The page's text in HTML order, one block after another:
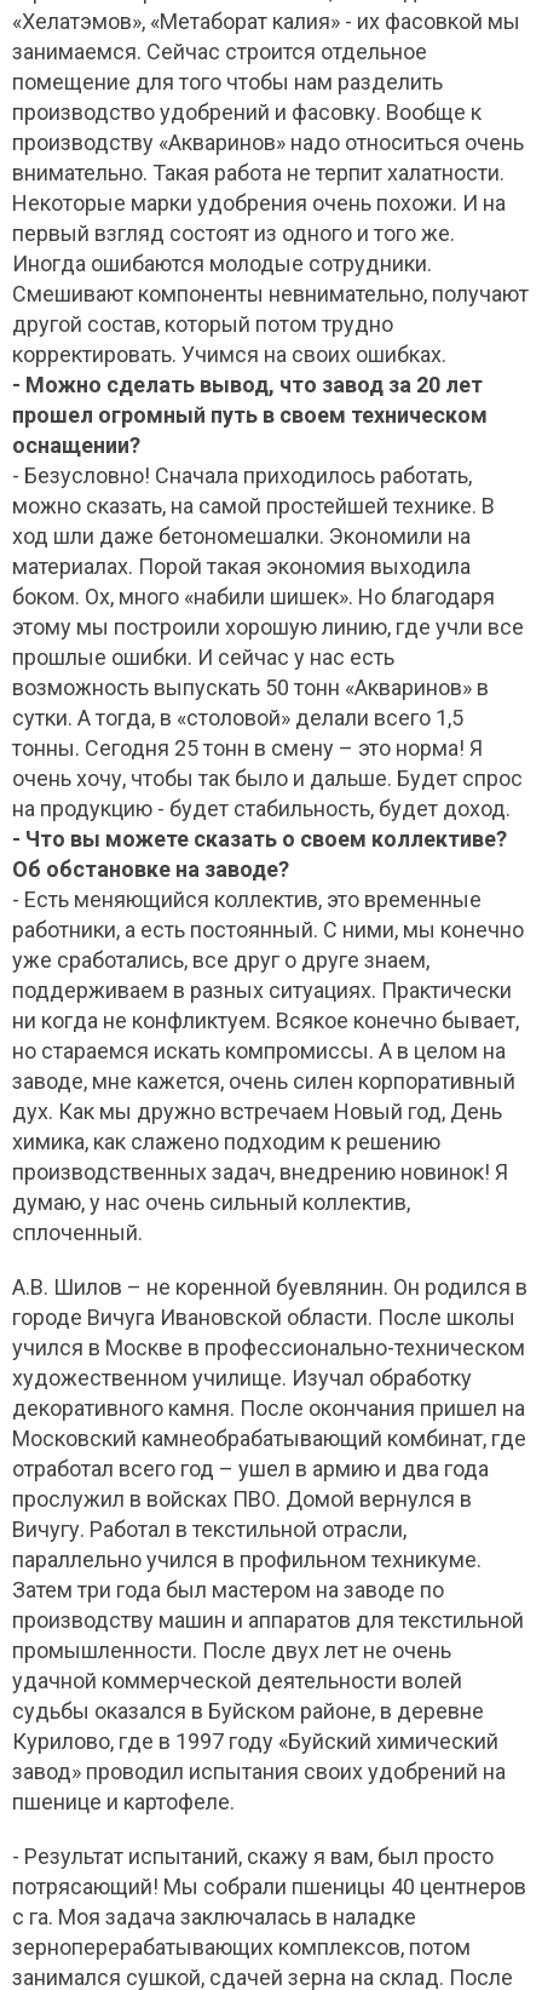
«Хелатэмов», «Метаборат калия» - их фасовкой мы
занимаемся. Сейчас строится отдельное
помещение для того чтобы нам разделить
производство удобрений и фасовку. Вообще к
производству «Акваринов» надо относиться очень
внимательно. Такая работа не терпит халатности.
Некоторые марки удобрения очень похожи. И на
первый взгляд состоят из одного и того же.
Иногда ошибаются молодые сотрудники.
Смешивают компоненты невнимательно, получают
другой состав, который потом трудно
корректировать. Учимся на своих ошибках.
- Можно сделать вывод, что завод за 20 лет
прошел огромный путь в своем техническом
оснащении?
- Безусловно! Сначала приходилось работать,
можно сказать, на самой простейшей технике. В
ход шли даже бетономешалки. Экономили на
материалах. Порой такая экономия выходила
боком. Ох, много «набили шишек». Но благодаря
этому мы построили хорошую линию, где учли все
прошлые ошибки. И сейчас у нас есть
возможность выпускать 50 тонн «Акваринов» в
сутки. А тогда, в «столовой» делали всего 1,5
тонны. Сегодня 25 тонн в смену – это норма! Я
очень хочу, чтобы так было и дальше. Будет спрос
на продукцию - будет стабильность, будет доход.
- Что вы можете сказать о своем коллективе?
Об обстановке на заводе?
- Есть меняющийся коллектив, это временные
работники, а есть постоянный. С ними, мы конечно
уже сработались, все друг о друге знаем,
поддерживаем в разных ситуациях. Практически
ни когда не конфликтуем. Всякое конечно бывает,
но стараемся искать компромиссы. А в целом на
заводе, мне кажется, очень силен корпоративный
дух. Как мы дружно встречаем Новый год, День
химика, как слажено подходим к решению
производственных задач, внедрению новинок! Я
думаю, у нас очень сильный коллектив,
сплоченный.
А.В. Шилов – не коренной буевлянин. Он родился в
городе Вичуга Ивановской области. После школы
учился в Москве в профессионально-техническом
художественном училище. Изучал обработку
декоративного камня. После окончания пришел на
Московский камнеобрабатывающий комбинат, где
отработал всего год – ушел в армию и два года
прослужил в войсках ПВО. Домой вернулся в
Вичугу. Работал в текстильной отрасли,
параллельно учился в профильном техникуме.
Затем три года был мастером на заводе по
производству машин и аппаратов для текстильной
промышленности. После двух лет не очень
удачной коммерческой деятельности волей
судьбы оказался в Буйском районе, в деревне
Курилово, где в 1997 году «Буйский химический
завод» проводил испытания своих удобрений на
пшенице и картофеле.
- Результат испытаний, скажу я вам, был просто
потрясающий! Мы собрали пшеницы 40 центнеров
с га. Моя задача заключалась в наладке
зерноперерабатывающих комплексов, потом
занимался сушкой, сдачей зерна на склад. После